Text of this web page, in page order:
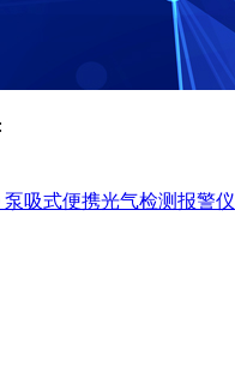
泵吸式便携光气检测报警仪